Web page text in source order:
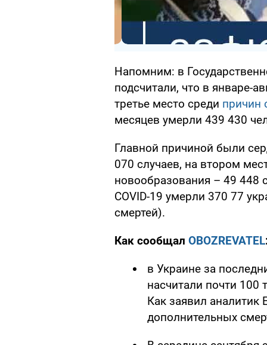
Напомним: в
подсчитали, что в январе-
третье место среди причин
месяцев умерли 439 430
Главной причиной были
070 случаев, на втором
новообразования – 49 448
COVID-19 умерли 370 77
смертей).
Как сообщал OBOZREVATEL
в Украине за
насчитали почти 100
Как заявил
дополнительных